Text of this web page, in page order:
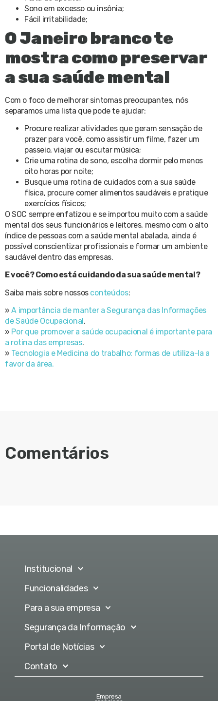
Sono em excesso ou insônia;
Fácil irritabilidade;
O Janeiro branco te
mostra como preservar
a sua saúde mental
Com o foco de melhorar sintomas preocupantes, nós
separamos uma lista que pode te ajudar:
Procure realizar atividades que geram sensação de
prazer para você, como assistir um filme, fazer um
passeio, viajar ou escutar música;
Crie uma rotina de sono, escolha dormir pelo menos
oito horas por noite;
Busque uma rotina de cuidados com a sua saúde
física, procure comer alimentos saudáveis e pratique
exercícios físicos;
O SOC sempre enfatizou e se importou muito com a saúde
mental dos seus funcionários e leitores, mesmo com o alto
índice de pessoas com a saúde mental abalada, ainda é
possível conscientizar profissionais e formar um ambiente
saudável dentro das empresas.
E você? Como está cuidando da sua saúde mental?
Saiba mais sobre nossos conteúdos:
»A importância de manter a Segurança das Informações
de Saúde Ocupacional .
» Por que promover a saúde ocupacional é importante para
a rotina das empresas.
» Tecnologia e Medicina do trabalho: formas de utiliza-la a
favor da área.
Comentários
Institucional
Funcionalidades
Para a sua empresa
Segurança da Informação
Portal de Notícias
Contato
Empresa